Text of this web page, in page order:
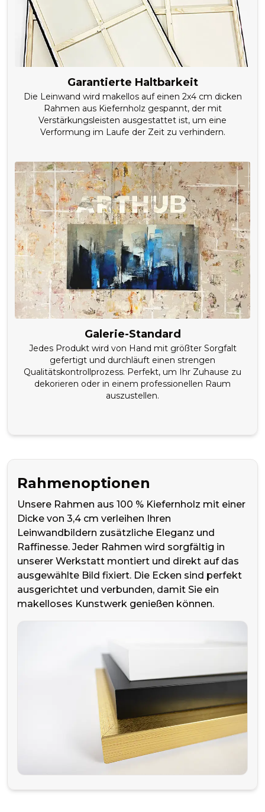
Garantierte Haltbarkeit
Die Leinwand wird makellos auf einen 2x4 cm dicken
Rahmen aus Kiefernholz gespannt, der mit
Verstärkungsleisten ausgestattet ist, um eine
Verformung im Laufe der Zeit zu verhindern.
Galerie-Standard
Jedes Produkt wird von Hand mit größter Sorgfalt
gefertigt und durchläuft einen strengen
Qualitätskontrollprozess. Perfekt, um Ihr Zuhause zu
dekorieren oder in einem professionellen Raum
auszustellen.
Rahmenoptionen
Unsere Rahmen aus 100 % Kiefernholz mit einer
Dicke von 3,4 cm verleihen Ihren
Leinwandbildern zusätzliche Eleganz und
Raffinesse. Jeder Rahmen wird sorgfältig in
unserer Werkstatt montiert und direkt auf das
ausgewählte Bild fixiert. Die Ecken sind perfekt
ausgerichtet und verbunden, damit Sie ein
makelloses Kunstwerk genießen können.